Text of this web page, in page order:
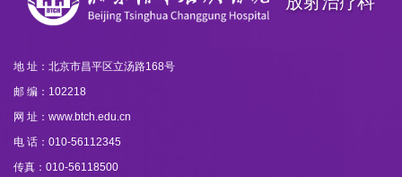
地 址：北京市昌平区立汤路168号
邮 编：102218
网 址：www.btch.edu.cn
电 话：010-56112345
传真：010-56118500